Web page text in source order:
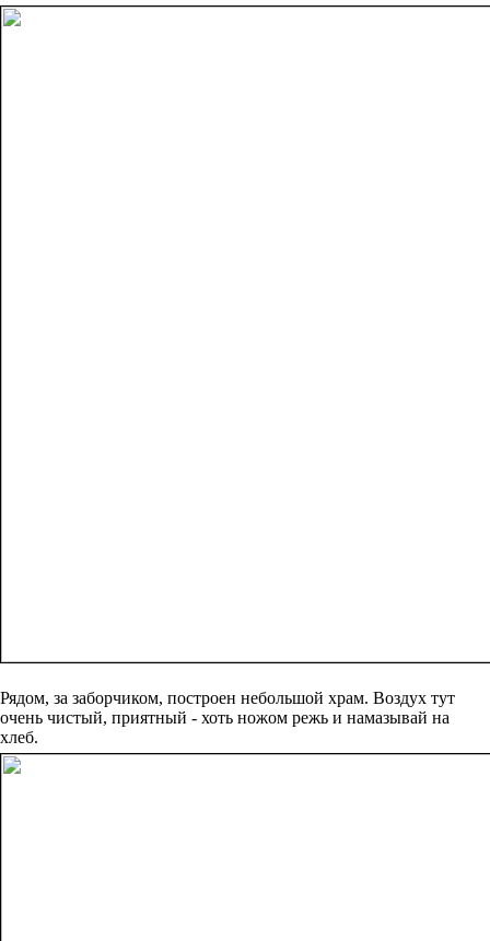
Рядом, за заборчиком, построен небольшой храм. Воздух тут
очень чистый, приятный - хоть ножом режь и намазывай на
хлеб.